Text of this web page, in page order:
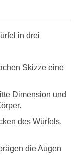
in drei
Skizze eine
Dimension und
des Würfels,
die Augen